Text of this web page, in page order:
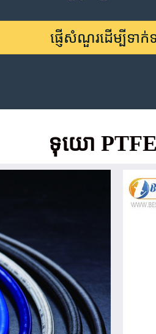
ផ្ញើសំណួរដើម្បីទា
ទុយោ